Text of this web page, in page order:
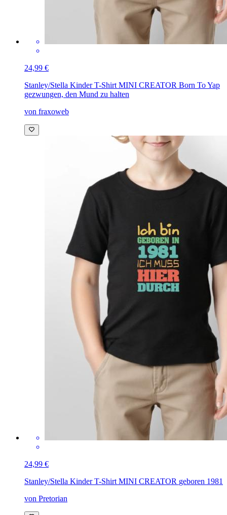
24,99 €
Stanley/Stella Kinder T-Shirt MINI CREATOR Born To Yap
gezwungen, den Mund zu halten
von fraxoweb
24,99 €
Stanley/Stella Kinder T-Shirt MINI CREATOR geboren 1981
von Pretorian